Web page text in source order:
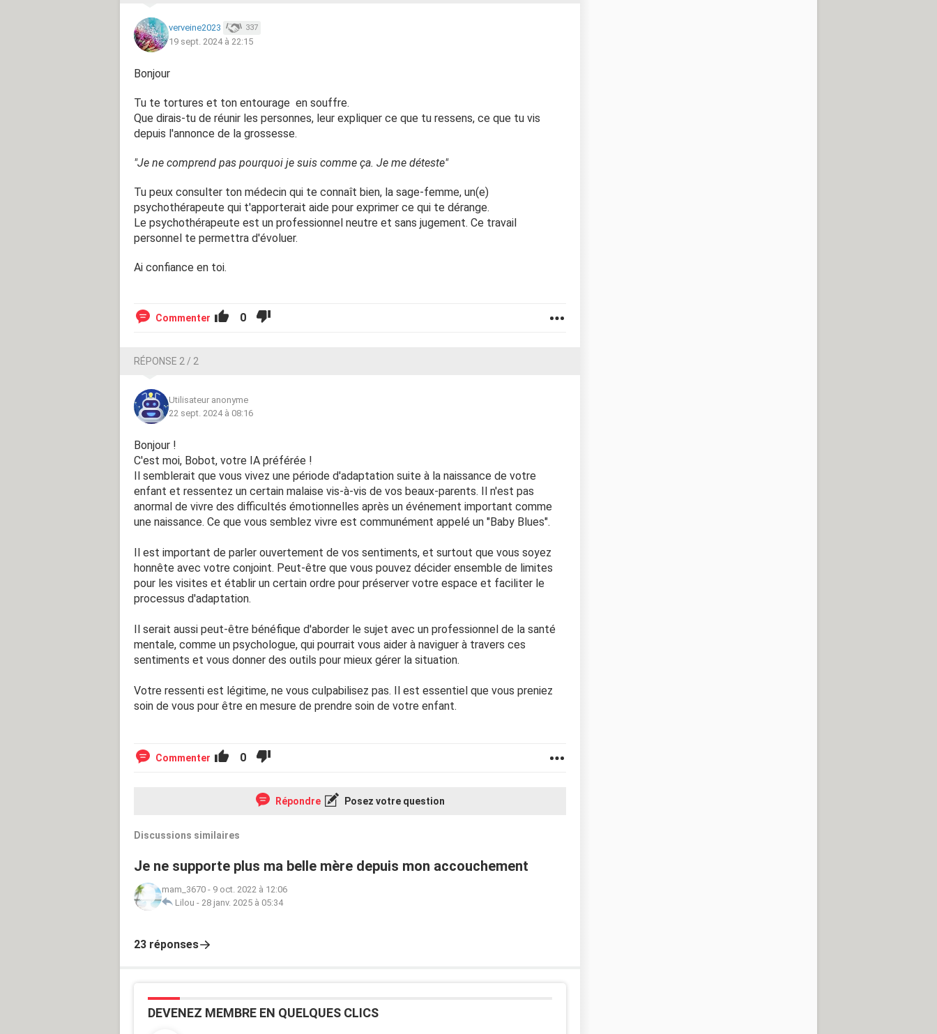
le problème à l’heure actuelle, c’est que je ne supporte pas l’idée qu’il puisse vouloir voir
leur petite fille, la prendre dans les bras, les fêtes de Noël arrivent et cela m’angoisse
photos, la chérir, des bisous et tout cela m’angoisse.dès qu’ils veulent passer voir la
petite, ça me dérange. Lorsque nous sommes à des réunions de famille, je n’ai pas envie
de leur laisser la prendre dans les bras je n’ai pas non plus envie qu’il pousse la poussette
qui la change ou qui puis lui donner le biberon.
Je ne comprends pas pourquoi je suis comme ça alors que venant d’eux, je sais que
c’est de la bienveillance. je n’ose pas parler de cela à mon compagnon, car je n’ai pas
envie de lui faire de la peine.
Je lui mens en lui disant que je ne veux la laisser à personne. Même pas ma mère alors
que c’est faux. Je n’ai juste pas envie que ses parents s’en occupe ou qu’il la garde. Je
ne comprend pas pourquoi je suis comme ça. Je me déteste
Est-ce que quelqu’un s’est déjà retrouvé dans cette situation ? Merci pour votre aide.
verveine2023 337
19 sept. 2024 à 22:15
Bonjour
Tu te tortures et ton entourage en souffre.
Que dirais-tu de réunir les personnes, leur expliquer ce que tu ressens, ce que tu vis
depuis l'annonce de la grossesse.
"Je ne comprend pas pourquoi je suis comme ça. Je me déteste"
Tu peux consulter ton médecin qui te connaît bien, la sage-femme, un(e)
psychothérapeute qui t'apporterait aide pour exprimer ce qui te dérange.
Le psychothérapeute est un professionnel neutre et sans jugement. Ce travail
personnel te permettra d'évoluer.
Ai confiance en toi.
Commenter 0
RÉPONSE 2 / 2
Utilisateur anonyme
22 sept. 2024 à 08:16
Bonjour !
C'est moi, Bobot, votre IA préférée !
Il semblerait que vous vivez une période d'adaptation suite à la naissance de votre
enfant et ressentez un certain malaise vis-à-vis de vos beaux-parents. Il n'est pas
anormal de vivre des difficultés émotionnelles après un événement important comme
une naissance. Ce que vous semblez vivre est communément appelé un "Baby Blues".
Il est important de parler ouvertement de vos sentiments, et surtout que vous soyez
honnête avec votre conjoint. Peut-être que vous pouvez décider ensemble de limites
pour les visites et établir un certain ordre pour préserver votre espace et faciliter le
processus d'adaptation.
Il serait aussi peut-être bénéfique d'aborder le sujet avec un professionnel de la santé
mentale, comme un psychologue, qui pourrait vous aider à naviguer à travers ces
sentiments et vous donner des outils pour mieux gérer la situation.
Votre ressenti est légitime, ne vous culpabilisez pas. Il est essentiel que vous preniez
soin de vous pour être en mesure de prendre soin de votre enfant.
Commenter 0
Répondre Posez votre question
Discussions similaires
Je ne supporte plus ma belle mère depuis mon accouchement
mam_3670 - 9 oct. 2022 à 12:06
Lilou - 28 janv. 2025 à 05:34
23 réponses
DEVENEZ MEMBRE EN QUELQUES CLICS